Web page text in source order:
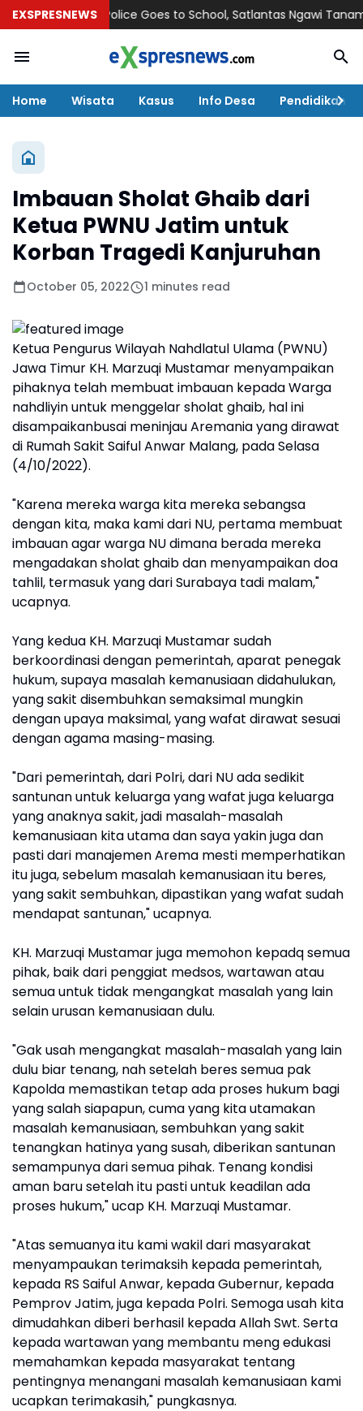
EXSPRESNEWSPolice Goes to School, Satlantas Ngawi Tanamkan
Home Wisata Kasus Info Desa Pendidikan
Imbauan Sholat Ghaib dari
Ketua PWNU Jatim untuk
Korban Tragedi Kanjuruhan
October 05, 2022 1 minutes read
Ketua Pengurus Wilayah Nahdlatul Ulama (PWNU)
Jawa Timur KH. Marzuqi Mustamar menyampaikan
pihaknya telah membuat imbauan kepada Warga
nahdliyin untuk menggelar sholat ghaib, hal ini
disampaikanbusai meninjau Aremania yang dirawat
di Rumah Sakit Saiful Anwar Malang, pada Selasa
(4/10/2022).
"Karena mereka warga kita mereka sebangsa
dengan kita, maka kami dari NU, pertama membuat
imbauan agar warga NU dimana berada mereka
mengadakan sholat ghaib dan menyampaikan doa
tahlil, termasuk yang dari Surabaya tadi malam,"
ucapnya.
Yang kedua KH. Marzuqi Mustamar sudah
berkoordinasi dengan pemerintah, aparat penegak
hukum, supaya masalah kemanusiaan didahulukan,
yang sakit disembuhkan semaksimal mungkin
dengan upaya maksimal, yang wafat dirawat sesuai
dengan agama masing-masing.
"Dari pemerintah, dari Polri, dari NU ada sedikit
santunan untuk keluarga yang wafat juga keluarga
yang anaknya sakit, jadi masalah-masalah
kemanusiaan kita utama dan saya yakin juga dan
pasti dari manajemen Arema mesti memperhatikan
itu juga, sebelum masalah kemanusiaan itu beres,
yang sakit sembuhkan, dipastikan yang wafat sudah
mendapat santunan," ucapnya.
KH. Marzuqi Mustamar juga memohon kepadq semua
pihak, baik dari penggiat medsos, wartawan atau
semua untuk tidak mengangkat masalah yang lain
selain urusan kemanusiaan dulu.
"Gak usah mengangkat masalah-masalah yang lain
dulu biar tenang, nah setelah beres semua pak
Kapolda memastikan tetap ada proses hukum bagi
yang salah siapapun, cuma yang kita utamakan
masalah kemanusiaan, sembuhkan yang sakit
tenangkan hatinya yang susah, diberikan santunan
semampunya dari semua pihak. Tenang kondisi
aman baru setelah itu pasti untuk keadilan ada
proses hukum," ucap KH. Marzuqi Mustamar.
"Atas semuanya itu kami wakil dari masyarakat
menyampaukan terimaksih kepada pemerintah,
kepada RS Saiful Anwar, kepada Gubernur, kepada
Pemprov Jatim, juga kepada Polri. Semoga usah kita
dimudahkan diberi berhasil kepada Allah Swt. Serta
kepada wartawan yang membantu meng edukasi
memahamkan kepada masyarakat tentang
pentingnya menangani masalah kemanusiaan kami
ucapkan terimakasih," pungkasnya.